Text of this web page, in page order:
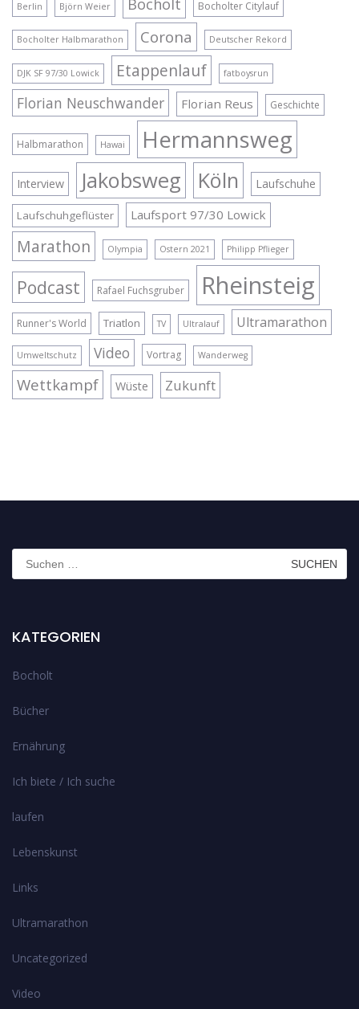
Berlin Björn Weier Bocholter Citylauf
Bocholter Halbmarathon Corona Deutscher Rekord
DJK SF 97/30 Lowick Etappenlauf fatboysrun
Florian Neuschwander Florian Reus Geschichte
Halbmarathon Hawai Hermannsweg
Interview Jakobsweg Köln Laufschuhe
Laufschuhgeflüster Laufsport 97/30 Lowick
Marathon Olympia Ostern 2021 Philipp Pflieger
Podcast Rafael Fuchsgruber Rheinsteig
Runner's World Triatlon TV Ultralauf Ultramarathon
Umweltschutz Video Vortrag Wanderweg
Wettkampf Wüste Zukunft
Suchen
nach:
KATEGORIEN
Bocholt
Bücher
Ernährung
Ich biete / Ich suche
laufen
Lebenskunst
Links
Ultramarathon
Uncategorized
Video